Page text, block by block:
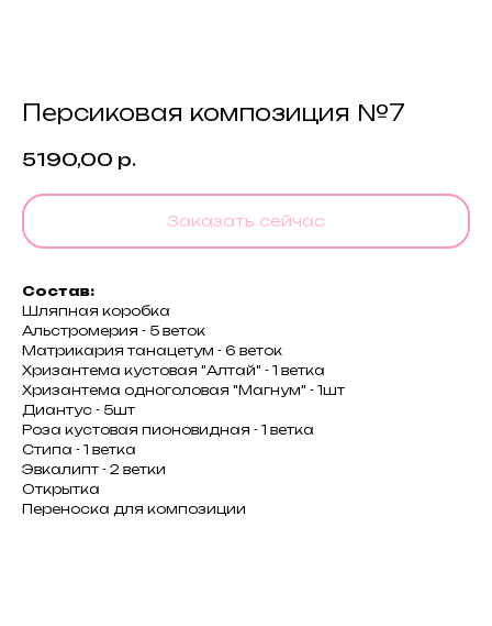
Персиковая композиция №7
5190,00 р.
Заказать сейчас
Состав:
Шляпная коробка
Альстромерия - 5 веток
Матрикария танацетум - 6 веток
Хризантема кустовая "Алтай" - 1 ветка
Хризантема одноголовая "Магнум" - 1шт
Диантус - 5шт
Роза кустовая пионовидная - 1 ветка
Стипа - 1 ветка
Эвкалипт - 2 ветки
Открытка
Переноска для композиции